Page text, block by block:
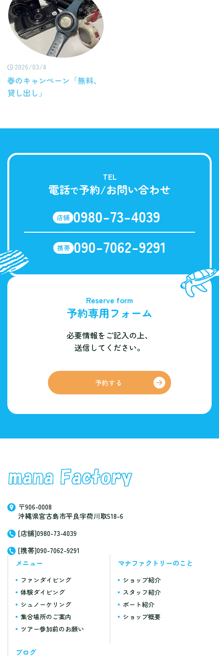
2026/03/4
春のキャンペーン「無料、
貸し出し」
TEL
電話で予約/お問い合わせ
店舗 0980-73-4039
携帯 090-7062-9291
Reserve form
予約専用フォーム
必要情報をご記入の上、
送信してください。
予約する
〒906-0008
沖縄県宮古島市平良字荷川取518-6
[店舗]0980-73-4039
[携帯]090-7062-9291
メニュー
ファンダイビング
体験ダイビング
シュノーケリング
集合場所のご案内
ツアー参加前のお願い
マナファクトリーのこと
ショップ紹介
スタッフ紹介
ボート紹介
ショップ概要
ブログ